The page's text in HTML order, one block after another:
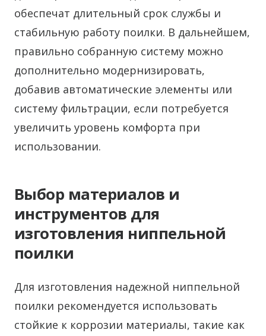
обеспечат длительный срок службы и
стабильную работу поилки. В дальнейшем,
правильно собранную систему можно
дополнительно модернизировать,
добавив автоматические элементы или
систему фильтрации, если потребуется
увеличить уровень комфорта при
использовании.
Выбор материалов и
инструментов для
изготовления ниппельной
поилки
Для изготовления надежной ниппельной
поилки рекомендуется использовать
стойкие к коррозии материалы, такие как